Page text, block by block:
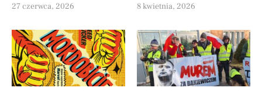
27 czerwca, 2026 8 kwietnia, 2026